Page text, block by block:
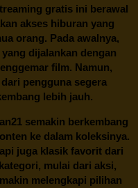
gratis ini berawal
akses hiburan yang
orang. Pada awalnya,
dijalankan dengan
film. Namun,
pengguna segera
lebih jauh.
semakin berkembang
ke dalam koleksinya.
juga klasik favorit dari
mulai dari aksi,
melengkapi pilihan